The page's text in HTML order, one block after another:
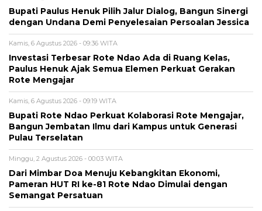
Bupati Paulus Henuk Pilih Jalur Dialog, Bangun Sinergi
dengan Undana Demi Penyelesaian Persoalan Jessica
Kamis, 6 Agustus 2026 - 09:36 WITA
Investasi Terbesar Rote Ndao Ada di Ruang Kelas,
Paulus Henuk Ajak Semua Elemen Perkuat Gerakan
Rote Mengajar
Kamis, 6 Agustus 2026 - 09:19 WITA
Bupati Rote Ndao Perkuat Kolaborasi Rote Mengajar,
Bangun Jembatan Ilmu dari Kampus untuk Generasi
Pulau Terselatan
Minggu, 2 Agustus 2026 - 00:03 WITA
Dari Mimbar Doa Menuju Kebangkitan Ekonomi,
Pameran HUT RI ke-81 Rote Ndao Dimulai dengan
Semangat Persatuan